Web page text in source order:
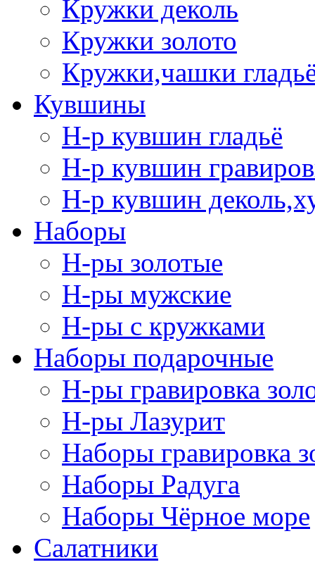
Кружки деколь
Кружки золото
Кружки,чашки
Кувшины
Н-р кувшин гладьё
Н-р кувшин
Н-р кувшин
Наборы
Н-ры золотые
Н-ры мужские
Н-ры с кружками
Наборы подарочные
Н-ры гравировка
Н-ры Лазурит
Наборы гравировка
Наборы Радуга
Наборы Чёрное море
Салатники